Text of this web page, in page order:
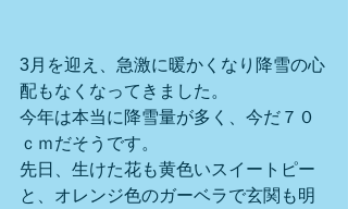
3月を迎え、急激に暖かくなり降雪の心
配もなくなってきました。
今年は本当に降雪量が多く、今だ７０
ｃｍだそうです。
先日、生けた花も黄色いスイートピー
と、オレンジ色のガーベラで玄関も明